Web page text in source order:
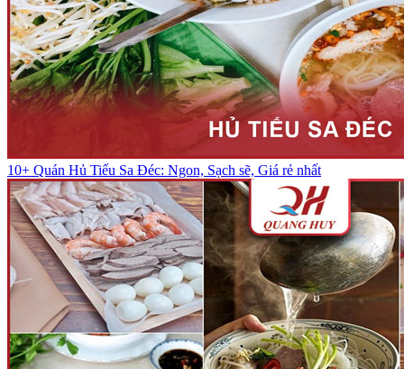
10+ Quán Hủ Tiếu Sa Đéc: Ngon, Sạch sẽ, Giá rẻ nhất